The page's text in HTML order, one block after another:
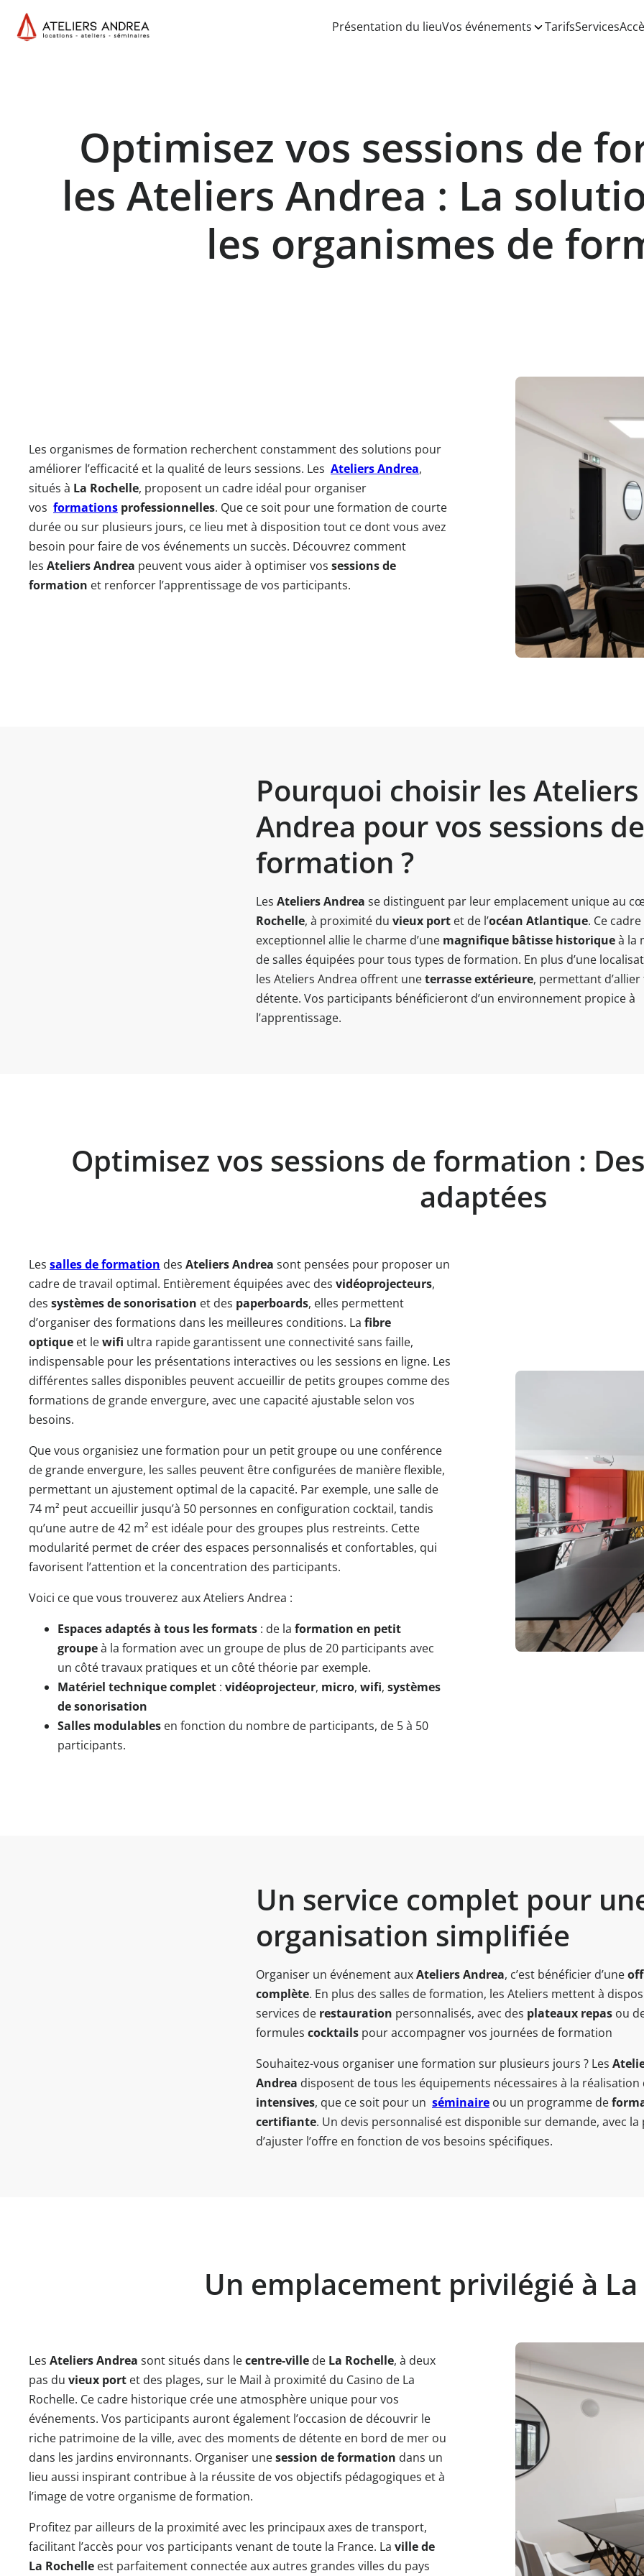
Présentation du lieuVos événements TarifsServices
Optimisez vos sessions de
les Ateliers Andrea : La
les organismes de
Les organismes de formation recherchent constamment des solutions pour
améliorer l’efficacité et la qualité de leurs sessions. Les Ateliers Andrea,
situés à La Rochelle, proposent un cadre idéal pour organiser
vos formations professionnelles. Que ce soit pour une formation de courte
durée ou sur plusieurs jours, ce lieu met à disposition tout ce dont vous avez
besoin pour faire de vos événements un succès. Découvrez comment
les Ateliers Andrea peuvent vous aider à optimiser vos sessions de
formation et renforcer l’apprentissage de vos participants.
Pourquoi choisir les Ateliers
Andrea pour vos sessions de
formation ?
Les Ateliers Andrea se distinguent par leur emplacement unique au
Rochelle, à proximité du vieux port et de l’océan Atlantique. Ce cadre
exceptionnel allie le charme d’une magnifique bâtisse historiqueà la
de salles équipées pour tous types de formation. En plus d’une
les Ateliers Andrea offrent uneterrasse extérieure, permettant
détente. Vos participants bénéficieront d’un environnement propice à
l’apprentissage.
Optimisez vos sessions de formation :
adaptées
Les salles de formation des Ateliers Andrea sont pensées pour proposer un
cadre de travail optimal. Entièrement équipées avec des vidéoprojecteurs,
des systèmes de sonorisation et des paperboards, elles permettent
d’organiser des formations dans les meilleures conditions. La fibre
optique et lewifi ultra rapide garantissent une connectivité sans faille,
indispensable pour les présentations interactives ou les sessions en ligne. Les
différentes salles disponibles peuvent accueillir de petits groupes comme des
formations de grande envergure, avec une capacité ajustable selon vos
besoins.
Que vous organisiez une formation pour un petit groupe ou une conférence
de grande envergure, les salles peuvent être configurées de manière flexible,
permettant un ajustement optimal de la capacité. Par exemple, une salle de
74 m² peut accueillir jusqu’à 50 personnes en configuration cocktail, tandis
qu’une autre de 42 m² est idéale pour des groupes plus restreints. Cette
modularité permet de créer des espaces personnalisés et confortables, qui
favorisent l’attention et la concentration des participants.
Voici ce que vous trouverez aux Ateliers Andrea :
Espaces adaptés à tous les formats : de la formation en petit
groupeà la formation avec un groupe de plus de 20 participants avec
un côté travaux pratiques et un côté théorie par exemple.
Matériel technique complet : vidéoprojecteur, micro, wifi, systèmes
de sonorisation
Salles modulables en fonction du nombre de participants, de 5 à 50
participants.
Un service complet pour
organisation simplifiée
Organiser un événement auxAteliers Andrea, c’est bénéficier d’une
complète. En plus des salles de formation, les Ateliers mettent à
services de restauration personnalisés, avec des plateaux repas ou
formules cocktails pour accompagner vos journées de formation
Souhaitez-vous organiser une formation sur plusieurs jours ? Les
Andrea disposent de tous les équipements nécessaires à la
intensives, que ce soit pour un séminaire ou un programme de
certifiante. Un devis personnalisé est disponible sur demande, avec
d’ajuster l’offre en fonction de vos besoins spécifiques.
Un emplacement privilégié à
Les Ateliers Andrea sont situés dans lecentre-ville de La Rochelle, à deux
pas du vieux port et des plages, sur le Mail à proximité du Casino de La
Rochelle. Ce cadre historique crée une atmosphère unique pour vos
événements. Vos participants auront également l’occasion de découvrir le
riche patrimoine de la ville, avec des moments de détente en bord de mer ou
dans les jardins environnants. Organiser unesession de formation dans un
lieu aussi inspirant contribue à la réussite de vos objectifs pédagogiques et à
l’image de votre organisme de formation.
Profitez par ailleurs de la proximité avec les principaux axes de transport,
facilitant l’accès pour vos participants venant de toute la France. La ville de
La Rochelle est parfaitement connectée aux autres grandes villes du pays